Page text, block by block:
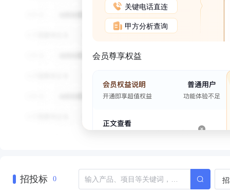
关键电话直连
甲方分析查询
会员尊享权益
招投标 0